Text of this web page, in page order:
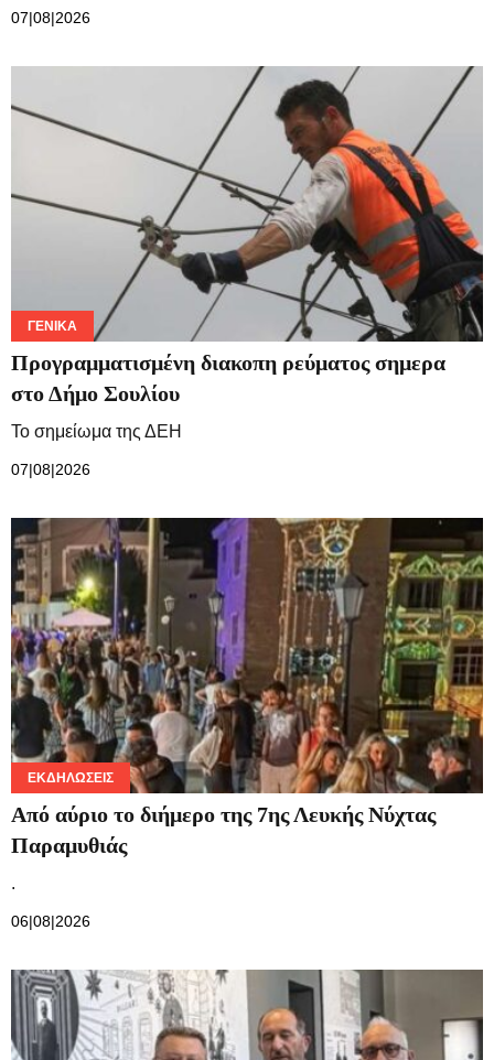
07|08|2026
ΓΕΝΙΚΆ
Προγραμματισμένη διακοπη ρεύματος σημερα
στο Δήμο Σουλίου
Το σημείωμα της ΔΕΗ
07|08|2026
ΕΚΔΗΛΏΣΕΙΣ
Από αύριο το διήμερο της 7ης Λευκής Νύχτας
Παραμυθιάς
.
06|08|2026